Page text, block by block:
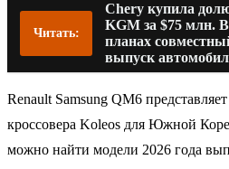
Читать:
Chery купила
KGM за $75 млн. В
планах
выпуск
Renault Samsung QM6
кроссовера Koleos для Южной
можно найти модели 2026 года